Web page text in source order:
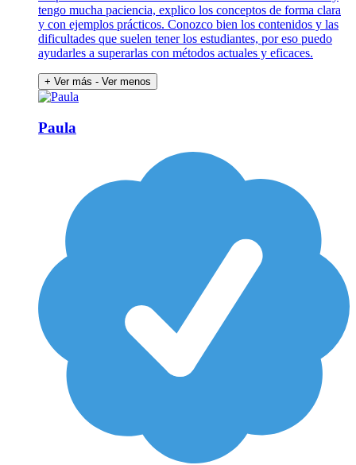
tengo mucha paciencia, explico los conceptos de forma clara
y con ejemplos prácticos. Conozco bien los contenidos y las
dificultades que suelen tener los estudiantes, por eso puedo
ayudarles a superarlas con métodos actuales y eficaces.
+ Ver más - Ver menos
Paula